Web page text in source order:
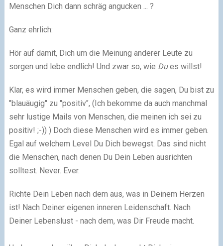
Menschen Dich dann schräg angucken ... ?
Ganz ehrlich:​
Hör auf damit, Dich um die Meinung anderer Leute zu
sorgen und lebe endlich! Und zwar so, wie Dues willst!
Klar, es wird immer Menschen geben, die sagen, Du bist zu
"blauäugig" zu "positiv", (Ich bekomme da auch manchmal
sehr lustige Mails von Menschen, die meinen ich sei zu
positiv! ;-)) ) Doch diese Menschen wird es immer geben.
Egal auf welchem Level Du Dich bewegst. Das sind nicht
die Menschen, nach denen Du Dein Leben ausrichten
solltest. Never. Ever.
Richte Dein Leben nach dem aus, was in Deinem Herzen
ist! Nach Deiner eigenen inneren Leidenschaft. Nach
Deiner Lebenslust - nach dem, was Dir Freude macht.